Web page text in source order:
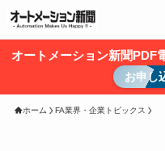
オートメーション新聞PDF
お申し
ホーム FA業界・企業トピックス